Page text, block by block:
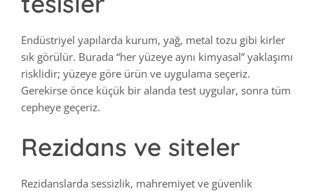
Endüstriyel yapılarda kurum, yağ, metal tozu gibi kirler
sık görülür. Burada “her yüzeye aynı kimyasal” yaklaşımı
risklidir; yüzeye göre ürün ve uygulama seçeriz.
Gerekirse önce küçük bir alanda test uygular, sonra tüm
cepheye geçeriz.
Rezidans ve siteler
Rezidanslarda sessizlik, mahremiyet ve güvenlik